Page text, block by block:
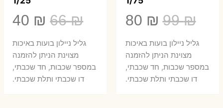
99₪
המחיר
המקורי
היה:
99 ₪.
80 ₪
הנוכחיגליל ניילון בועות באיכות
מצוינת הניתן להזמנה
במספר שכבות, חד שכבתי,
דו שכבתי ותלת שכבתי.
66₪
המחיר
המקורי
היה:
66 ₪.
40 ₪
₪.
גליל ניילון בועות באיכות
מצוינת הניתן להזמנה
במספר שכבות, חד שכבתי,
דו שכבתי ותלת שכבתי.